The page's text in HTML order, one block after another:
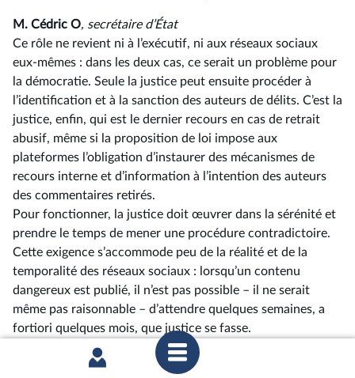
M. Cédric O, secrétaire d’État
Ce rôle ne revient ni à l’exécutif, ni aux réseaux sociaux
eux-mêmes : dans les deux cas, ce serait un problème pour
la démocratie. Seule la justice peut ensuite procéder à
l’identification et à la sanction des auteurs de délits. C’est la
justice, enfin, qui est le dernier recours en cas de retrait
abusif, même si la proposition de loi impose aux
plateformes l’obligation d’instaurer des mécanismes de
recours interne et d’information à l’intention des auteurs
des commentaires retirés.
Pour fonctionner, la justice doit œuvrer dans la sérénité et
prendre le temps de mener une procédure contradictoire.
Cette exigence s’accommode peu de la réalité et de la
temporalité des réseaux sociaux : lorsqu’un contenu
dangereux est publié, il n’est pas possible –⁠ il ne serait
même pas raisonnable – d’attendre quelques semaines, a
fortiori quelques mois, que justice se fasse.
C’est la raison pour laquelle nous allons constituer un
groupe de contact rassemblant magistrats et représentants